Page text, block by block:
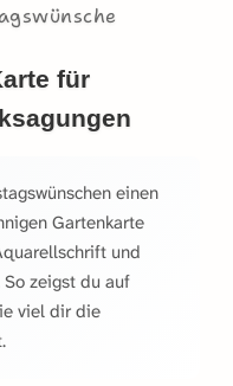
für
einen
Gartenkarte
und
zeigst du auf
viel dir die